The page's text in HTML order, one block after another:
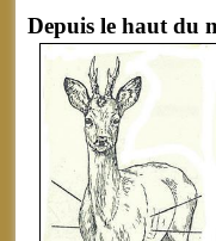
Depuis le haut du